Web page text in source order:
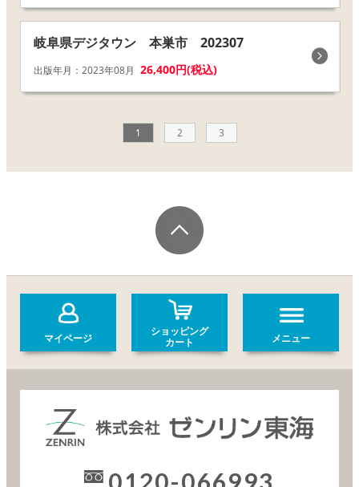
岐阜県デジタウン 本巣市 202307
出版年月：2023年08月 26,400円(税込)
1 2 3
マイページ
ショッピング
カート
メニュー